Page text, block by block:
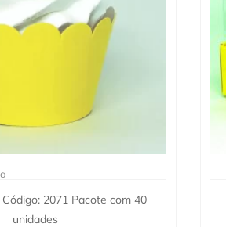
2071 Pacote com 40
unidades